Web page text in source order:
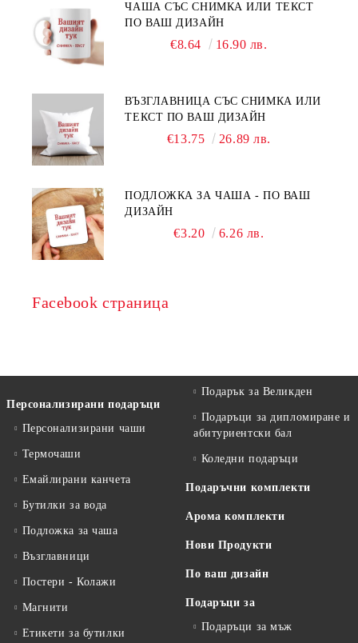
ЧАША СЪС СНИМКА ИЛИ ТЕКСТ
ПО ВАШ ДИЗАЙН
€8.64 16.90 лв.
ВЪЗГЛАВНИЦА СЪС СНИМКА ИЛИ
ТЕКСТ ПО ВАШ ДИЗАЙН
€13.75 26.89 лв.
ПОДЛОЖКА ЗА ЧАША - ПО ВАШ
ДИЗАЙН
€3.20 6.26 лв.
Facebook страница
Персонализирани подаръци
Персонализирани чаши
Термочаши
Емайлирани канчета
Бутилки за вода
Подложка за чаша
Възглавници
Постери - Колажи
Магнити
Етикети за бутилки
Подарък за Великден
Подаръци за дипломиране и
абитуриентски бал
Коледни подаръци
Подаръчни комплекти
Арома комплекти
Нови Продукти
По ваш дизайн
Подаръци за
Подаръци за мъж